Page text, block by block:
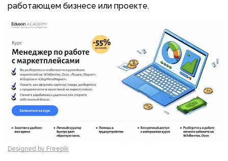
работающем бизнесе или проекте.
Designed by Freepik